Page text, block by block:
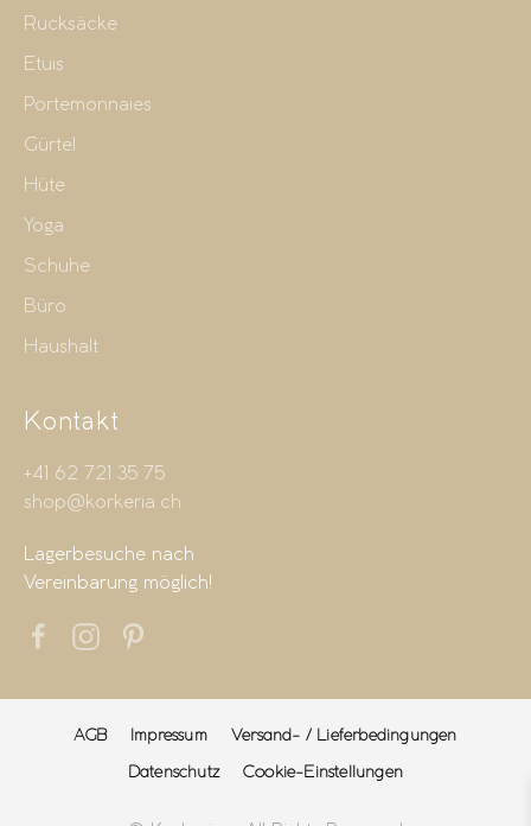
Rucksäcke
Etuis
Portemonnaies
Gürtel
Hüte
Yoga
Schuhe
Büro
Haushalt
Kontakt
+41 62 721 35 75
shop@korkeria.ch
Lagerbesuche nach
Vereinbarung möglich!
AGB Impressum
Versand- / Lieferbedingungen
Datenschutz
Cookie-Einstellungen